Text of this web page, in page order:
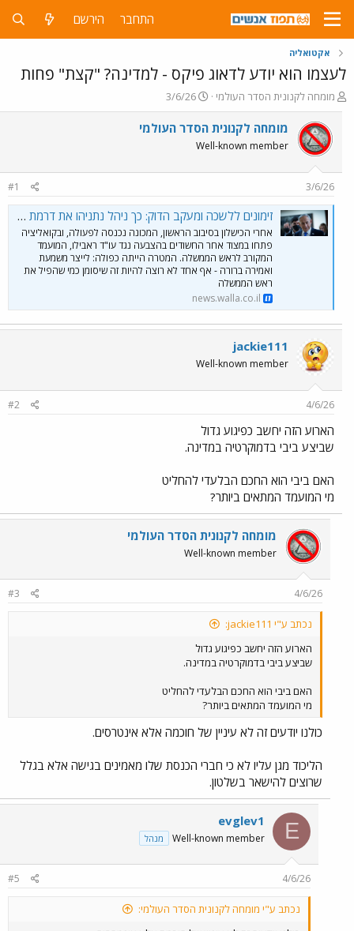
התחבר הירשם
אקטואליה
לעצמו הוא יודע לדאוג פיקס - למדינה? "קצת" פחות
פ
ו
ח
ה
ו
ש
א
מומחה לקנונית הסדר העולמי
פ
ו
ר
ר
י
ך
3/6/26
מומחה לקנונית הסדר העולמי
Well-known member
3/6/26
#1
זימונים ללשכה ומעקב הדוק: כך ניהל נתניהו את דרמת מבקר המדינה - וואלה חדשות
אחרי הכישלון בסיבוב הראשון, המכונה נכנסה לפעולה, ובקואליציה
פתחו במצוד אחר החשודים בהצבעה נגד עו"ד ראבילו, המועמד
המקורב לראש הממשלה. המטרה הייתה כפולה: לייצר משמעת
ואמירה ברורה - אף אחד לא רוצה להיות זה שיסומן כמי שהפיל את
ראש הממשלה
news.walla.co.il
jackie111
Well-known member
4/6/26
#2
הארוע הזה יחשב כפיגוע גדול
שביצע ביבי בדמוקרטיה במדינה.
האם ביבי הוא החכם הבלעדי להחליט
מי המועמד המתאים ביותר?
מומחה לקנונית הסדר העולמי
Well-known member
4/6/26
#3
נכתב ע"י jackie111:
הארוע הזה יחשב כפיגוע גדול
שביצע ביבי בדמוקרטיה במדינה.
האם ביבי הוא החכם הבלעדי להחליט
מי המועמד המתאים ביותר?
כולנו יודעים זה לא עיניין של חוכמה אלא אינטרסים.
הליכוד מגן עליו לא כי חברי הכנסת שלו מאמינים בגישה אלא בגלל
שרוצים להישאר בשלטון.
E
evglev1
Well-known member מנהל
4/6/26
#5
נכתב ע"י מומחה לקנונית הסדר העולמי: